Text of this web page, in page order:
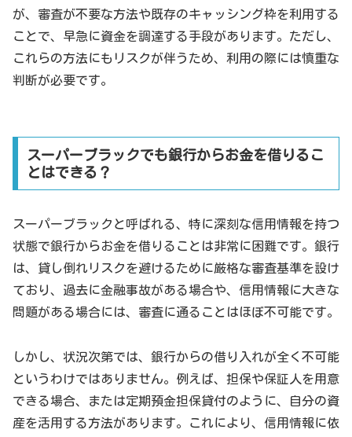
が、審査が不要な方法や既存のキャッシング枠を利用する
ことで、早急に資金を調達する手段があります。ただし、
これらの方法にもリスクが伴うため、利用の際には慎重な
判断が必要です。
スーパーブラックでも銀行からお金を借りるこ
とはできる？
スーパーブラックと呼ばれる、特に深刻な信用情報を持つ
状態で銀行からお金を借りることは非常に困難です。銀行
は、貸し倒れリスクを避けるために厳格な審査基準を設け
ており、過去に金融事故がある場合や、信用情報に大きな
問題がある場合には、審査に通ることはほぼ不可能です。
しかし、状況次第では、銀行からの借り入れが全く不可能
というわけではありません。例えば、担保や保証人を用意
できる場合、または定期預金担保貸付のように、自分の資
産を活用する方法があります。これにより、信用情報に依